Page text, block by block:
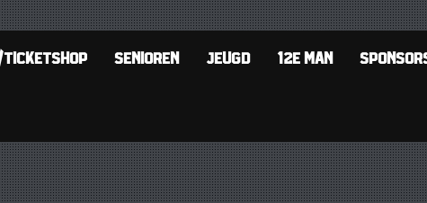
SENIOREN JEUGD 12E MAN